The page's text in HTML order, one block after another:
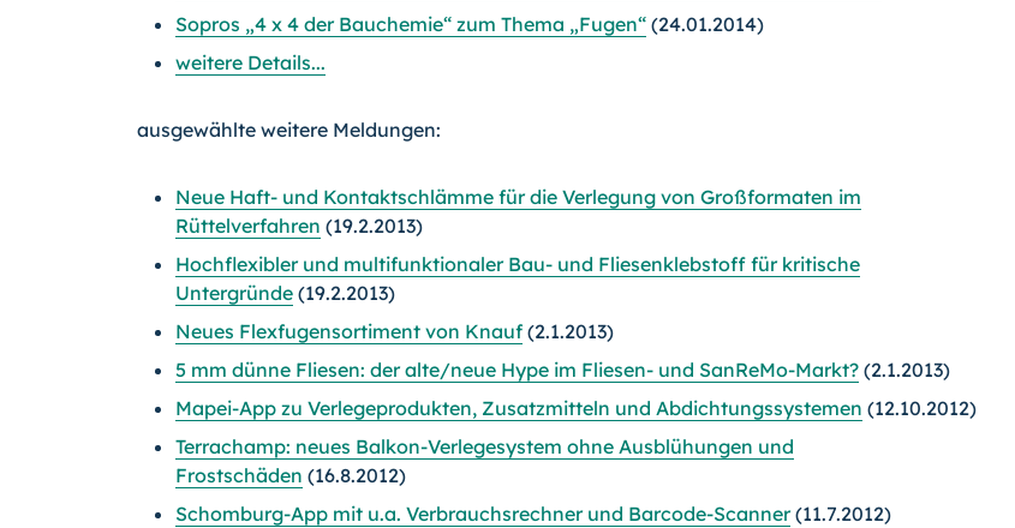
Sopros „4 x 4 der Bauchemie“ zum Thema „Fugen“ (24.01.2014)
weitere Details...
ausgewählte weitere Meldungen:
Neue Haft- und Kontaktschlämme für die Verlegung von Großformaten im
Rüttelverfahren (19.2.2013)
Hochflexibler und multifunktionaler Bau- und Fliesenklebstoff für kritische
Untergründe (19.2.2013)
Neues Flexfugensortiment von Knauf (2.1.2013)
5 mm dünne Fliesen: der alte/neue Hype im Fliesen- und SanReMo-Markt? (2.1.2013)
Mapei-App zu Verlegeprodukten, Zusatzmitteln und Abdichtungssystemen (12.10.2012)
Terrachamp: neues Balkon-Verlegesystem ohne Ausblühungen und
Frostschäden (16.8.2012)
Schomburg-App mit u.a. Verbrauchsrechner und Barcode-Scanner(11.7.2012)